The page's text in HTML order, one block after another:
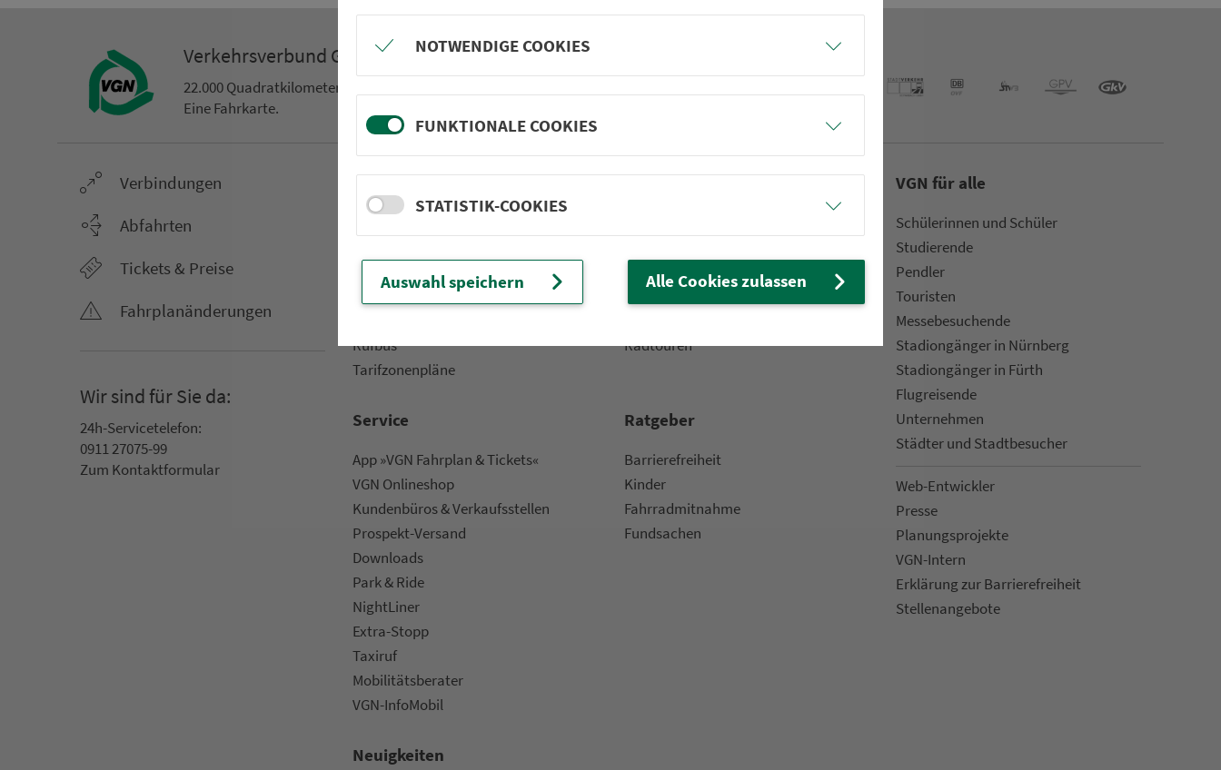
Ver­kehrs­ver­bund Groß­raum Nürn­berg
22.000 Qua­drat­ki­lo­me­ter. 130 Ver­kehrs­un­ter­neh­men. 1.100 Linien.
Eine Fahr­kar­te.
Ver­bin­dungen
Abfahrten
Tickets & Preise
Fahr­plan­ände­rungen
Wir sind für Sie da:
24h-Ser­vice­te­le­fon:
0911 27075-99
Zum Kon­taktformular
Netz & Fahrpläne
AST-Aus­hang­fahr­plä­ne
Rufbus
Ta­rif­zo­nen­plä­ne
Frei­zeit-Tipps
Wandern
Radtouren
Service
App »VGN Fahrplan & Tickets«
VGN On­line­shop
Kun­den­bü­ros & Ver­kaufs­stel­len
Prospekt-Versand
Downloads
Park & Ride
NightLiner
Extra-Stopp
Taxiruf
Mo­bi­li­täts­be­ra­ter
VGN-InfoMobil
Rat­ge­ber
Bar­ri­e­re­frei­heit
Kinder
Fahr­rad­mit­nah­me
Fund­sachen
Neuigkeiten
VGN für alle
Schülerinnen und Schüler
Stu­die­rende
Pendler
Touristen
Mes­se­be­suchende
Sta­di­on­gän­ger in Nürn­berg
Sta­di­on­gän­ger in Fürth
Flug­rei­sen­de
Un­ter­neh­men
Städter und Stadt­be­su­cher
Web-Entwickler
Presse
Pla­nungs­pro­jekte
VGN-Intern
Erklärung zur Bar­ri­e­re­frei­heit
Stellenan­ge­bote
NOTWENDIGE COOKIES
FUNKTIONALE COOKIES
STATISTIK-COOKIES
Auswahl speichern Alle Cookies zulassen